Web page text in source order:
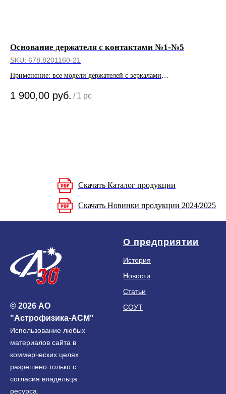
Основание держателя с контактами №1-№5
SKU: 678.8201160-21
Применение: все модели держателей с зеркалами
1 900,00 руб. / 1 pc
Скачать Каталог продукции
Скачать Новинки продукции 2024/2025
© 2026 АО
"Астрофизика-АСМ"
Использование любых
материалов сайта в
коммерческих целях
разрешено только с
согласия владельца
ресурса.
О предприятии
История
Новости
Статьи
СОУТ